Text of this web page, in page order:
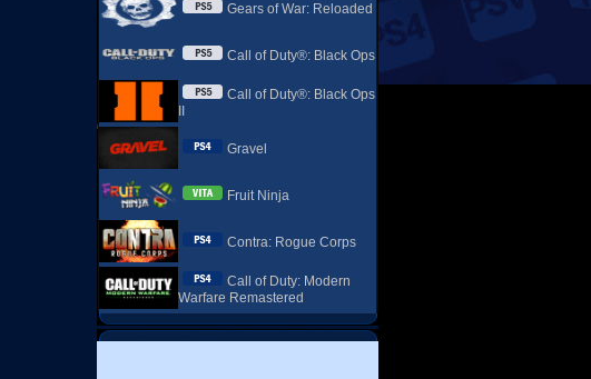
Gears of War: Reloaded
Call of Duty®: Black Ops
Call of Duty®: Black Ops
Gravel
Fruit Ninja
Contra: Rogue Corps
Call of Duty: Modern
Warfare Remastered